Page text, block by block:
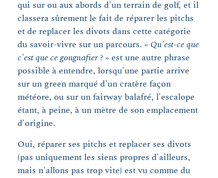
qui sur ou aux abords d'un terrain de golf, et il
classera sûrement le fait de réparer les pitchs
et de replacer les divots dans cette catégorie
du savoir-vivre sur un parcours. « Qu'est-ce que
c'est que ce gougnafier ? » est une autre phrase
possible à entendre, lorsqu'une partie arrive
sur un green marqué d'un cratère façon
météore, ou sur un fairway balafré, l'escalope
étant, à peine, à un mètre de son emplacement
d'origine.
Oui, réparer ses pitchs et replacer ses divots
(pas uniquement les siens propres d'ailleurs,
mais n'allons pas trop vite) est vu comme du